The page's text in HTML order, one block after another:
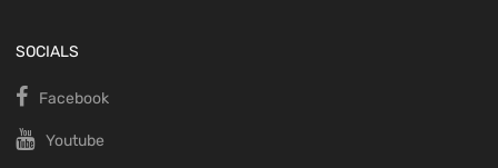
SOCIALS
Facebook
Youtube